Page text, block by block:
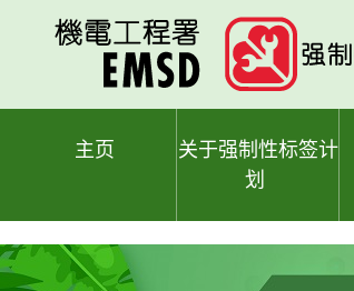
主页
关于强制性标签计
划